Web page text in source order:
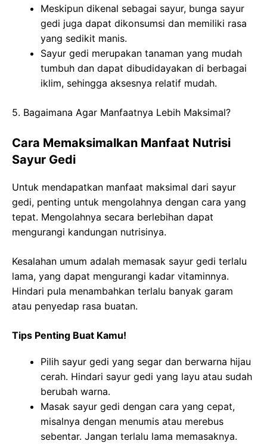
Meskipun dikenal sebagai sayur, bunga sayur
gedi juga dapat dikonsumsi dan memiliki rasa
yang sedikit manis.
Sayur gedi merupakan tanaman yang mudah
tumbuh dan dapat dibudidayakan di berbagai
iklim, sehingga aksesnya relatif mudah.
5. Bagaimana Agar Manfaatnya Lebih Maksimal?
Cara Memaksimalkan Manfaat Nutrisi
Sayur Gedi
Untuk mendapatkan manfaat maksimal dari sayur
gedi, penting untuk mengolahnya dengan cara yang
tepat. Mengolahnya secara berlebihan dapat
mengurangi kandungan nutrisinya.
Kesalahan umum adalah memasak sayur gedi terlalu
lama, yang dapat mengurangi kadar vitaminnya.
Hindari pula menambahkan terlalu banyak garam
atau penyedap rasa buatan.
Tips Penting Buat Kamu!
Pilih sayur gedi yang segar dan berwarna hijau
cerah. Hindari sayur gedi yang layu atau sudah
berubah warna.
Masak sayur gedi dengan cara yang cepat,
misalnya dengan menumis atau merebus
sebentar. Jangan terlalu lama memasaknya.